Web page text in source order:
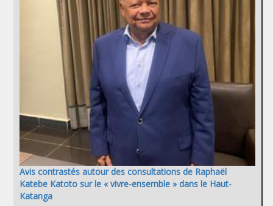
Avis contrastés autour des consultations de Raphaël
Katebe Katoto sur le « vivre-ensemble » dans le Haut-
Katanga